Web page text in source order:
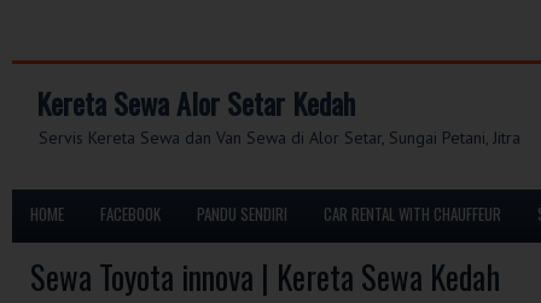
Kereta Sewa Alor Setar Kedah
Servis Kereta Sewa dan Van Sewa di Alor Setar, Sungai Petani, Jitra
HOME FACEBOOK PANDU SENDIRI CAR RENTAL WITH CHAUFFEUR
Sewa Toyota innova | Kereta Sewa Kedah